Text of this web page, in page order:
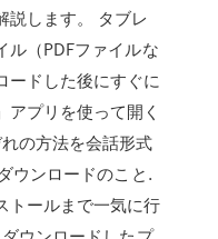
説します。 タブレ
ル（PDFファイルな
ードした後にすぐに
プリを使って開く
の方法を会話形式
ウンロードのこと.
ールまで一気に行